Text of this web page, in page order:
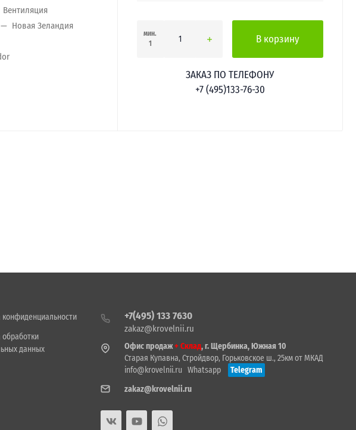
Вентиляция
Новая Зеландия
мин.
1
В корзину
ЗАКАЗ ПО ТЕЛЕФОНУ
+7 (495)133-76-30
конфиденциальности
обработки
данных
+7(495) 133 7630
zakaz@krovelnii.ru
Офис продаж+ Склад, г. Щербинка, Южная 10
Старая Купавна, Стройдвор, Горьковское ш., 25км от МКАД
info@krovelnii.ru
Whatsapp
Telegram
zakaz@krovelnii.ru